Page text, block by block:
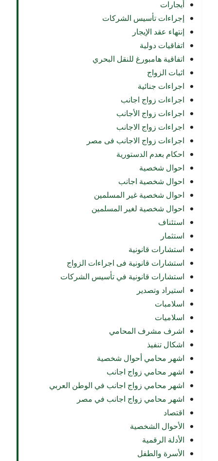
أيجارات
إجراءات تأسيس الشركات
إنتهاء عقد الإيجار
اتفاقيات دولية
اتفاقية هامبورغ للنقل البحري
اثبات الزواج
اجراءات جنائية
اجراءات زواج اجانب
اجراءات زواج الأجانب
اجراءات زواج الاجانب
اجراءات زواج الاجانب فى مصر
احكام بعدم الدستورية
احوال شخصية
احوال شخصية اجانب
احوال شخصية غير المسلمين
احوال شخصية لغير المسلمين
استئناف
استثمار
استشارات قانونية
استشارات قانونية فى اجراءات الزواج
استشارات قانونية في تأسيس الشركات
استيراد وتصدير
اسلامبات
اسلاميات
اشرف مشرف المحامي
اشكال تنفيذ
اشهر محامي أحوال شخصية
اشهر محامي زواج اجانب
اشهر محامي زواج اجانب في الوطن العربي
اشهر محامي زواج اجانب في مصر
اقتصاد
الأحوال الشخصية
الأدلة الرقمية
الأسرة والطفل